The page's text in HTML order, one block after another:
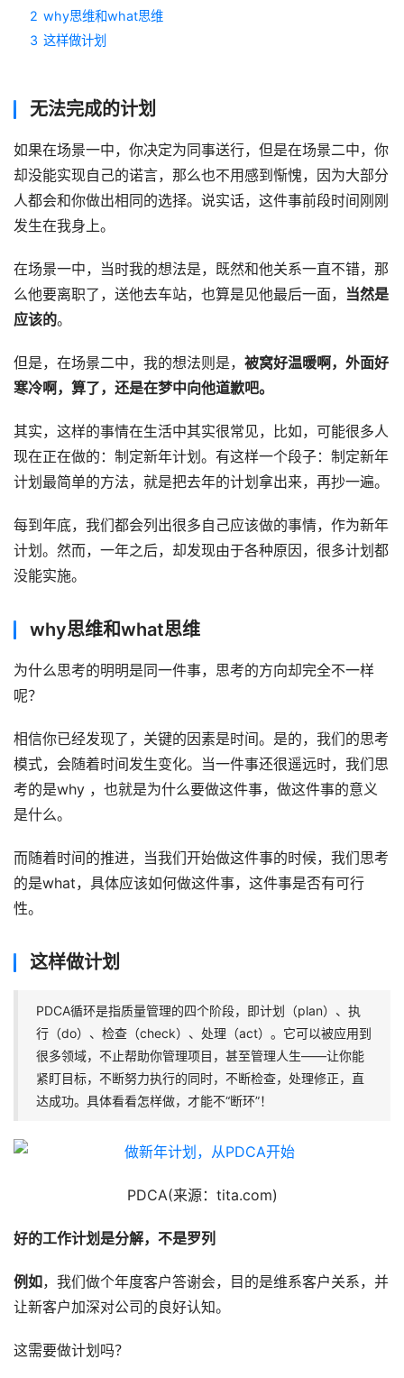
2 why思维和what思维
3 这样做计划
无法完成的计划
如果在场景一中，你决定为同事送行，但是在场景二中，你
却没能实现自己的诺言，那么也不用感到惭愧，因为大部分
人都会和你做出相同的选择。说实话，这件事前段时间刚刚
发生在我身上。
在场景一中，当时我的想法是，既然和他关系一直不错，那
么他要离职了，送他去车站，也算是见他最后一面， 当然是
应该的。
但是，在场景二中，我的想法则是， 被窝好温暖啊，外面好
寒冷啊，算了，还是在梦中向他道歉吧。
其实，这样的事情在生活中其实很常见，比如，可能很多人
现在正在做的：制定新年计划。有这样一个段子：制定新年
计划最简单的方法，就是把去年的计划拿出来，再抄一遍。
每到年底，我们都会列出很多自己应该做的事情，作为新年
计划。然而，一年之后，却发现由于各种原因，很多计划都
没能实施。
why思维和what思维
为什么思考的明明是同一件事，思考的方向却完全不一样
呢？
相信你已经发现了，关键的因素是时间。是的，我们的思考
模式，会随着时间发生变化。当一件事还很遥远时，我们思
考的是why ，也就是为什么要做这件事，做这件事的意义
是什么。
而随着时间的推进，当我们开始做这件事的时候，我们思考
的是what，具体应该如何做这件事，这件事是否有可行
性。
这样做计划
PDCA循环是指质量管理的四个阶段，即计划（plan）、执
行（do）、检查（check）、处理（act）。它可以被应用到
很多领域，不止帮助你管理项目，甚至管理人生——让你能
紧盯目标，不断努力执行的同时，不断检查，处理修正，直
达成功。具体看看怎样做，才能不“断环”！
PDCA(来源：tita.com)
好的工作计划是分解，不是罗列
例如，我们做个年度客户答谢会，目的是维系客户关系，并
让新客户加深对公司的良好认知。
这需要做计划吗？